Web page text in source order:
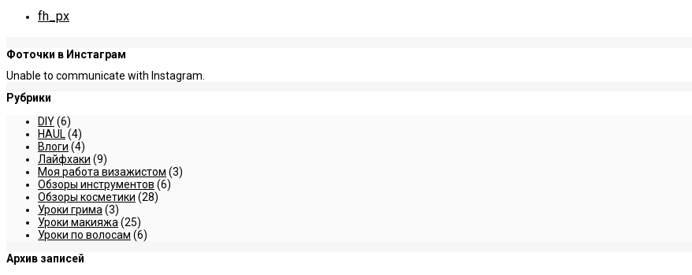
fh_px
Фоточки в Инстаграм
Unable to communicate with Instagram.
Рубрики
DIY(6)
HAUL (4)
Влоги (4)
Лайфхаки (9)
Моя работа визажистом (3)
Обзоры инструментов (6)
Обзоры косметики (28)
Уроки грима (3)
Уроки макияжа (25)
Уроки по волосам (6)
Архив записей